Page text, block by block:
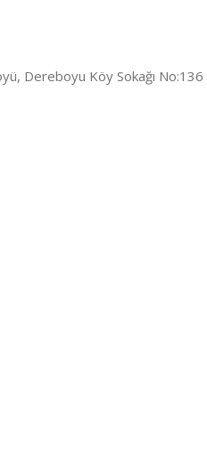
Dereboyu Köy Sokağı No:136